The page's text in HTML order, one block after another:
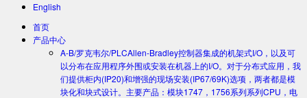
English
首页
产品中心
A-B/罗克韦尔/PLCAllen-Bradley控制器集成的机架式I/O，以及可
以分布在应用程序外围或安装在机器上的I/O。对于分布式应用，我
们提供柜内(IP20)和增强的现场安装(IP67/69K)选项，两者都是模
块化和块式设计。主要产品：模块1747，1756系列系列CPU，电